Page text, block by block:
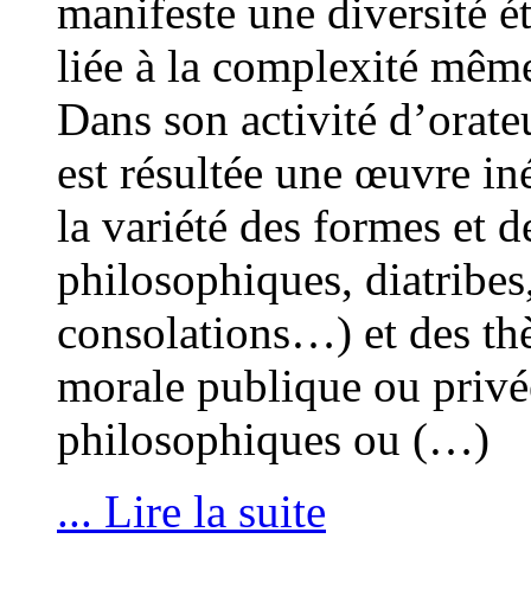
manifeste une diversité
liée à la complexité
Dans son activité
est résultée une œuvre
la variété des formes et
philosophiques,
consolations…) et des
morale publique ou
philosophiques ou (…)
... Lire la suite